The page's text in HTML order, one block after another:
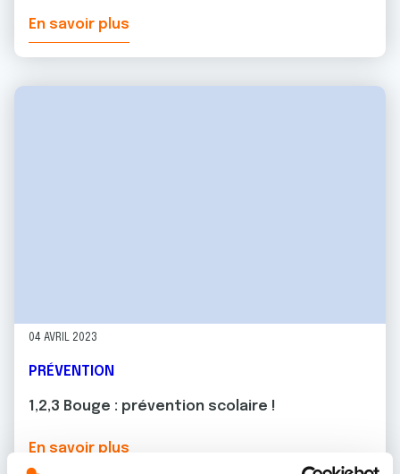
En savoir plus
04 AVRIL 2023
PRÉVENTION
1,2,3 Bouge : prévention scolaire !
En savoir plus